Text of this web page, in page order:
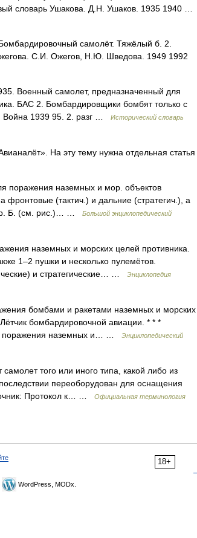
словарь Ушакова. Д.Н. Ушаков. 1935 1940 …
самолёт. Тяжёлый б. 2.
С.И. Ожегов, Н.Ю. Шведова. 1949 1992
Военный самолет, предназначенный для
БАС 2. Бомбардировщики бомбят только с
Война 1939 95. 2. разг …
Исторический словарь
На эту тему нужна отдельная статья
поражения наземных и мор. объектов
(тактич.) и дальние (стратегич.), а
Б. (см. рис.)… …
Большой энциклопедический
наземных и морских целей противника.
1–2 пушки и несколько пулемётов.
и стратегические… …
Энциклопедия
бомбами и ракетами наземных и морских
бомбардировочной авиации. * * *
поражения наземных и… …
Энциклопедический
того или иного типа, какой либо из
переоборудован для оснащения
Протокол к… …
Официальная терминология
18+
WordPress, MODx.